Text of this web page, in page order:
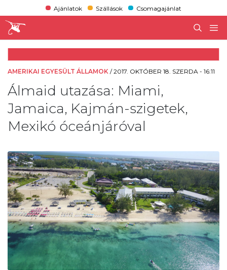
Ajánlatok Szállások Csomagajánlat
AMERIKAI EGYESÜLT ÁLLAMOK /2017. OKTÓBER 18. SZERDA - 16:11
Álmaid utazása: Miami,
Jamaica, Kajmán-szigetek,
Mexikó óceánjáróval